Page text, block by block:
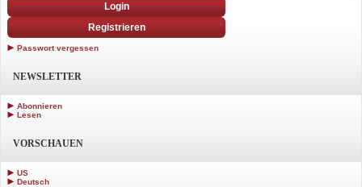
Login
Registrieren
Passwort vergessen
NEWSLETTER
Abonnieren
Lesen
VORSCHAUEN
US
Deutsch